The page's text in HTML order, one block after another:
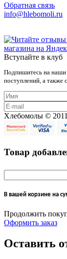
Обратная связь
info@hlebomoli.ru
Вступайте в клуб
Подпишитесь на наши
поступлений, а также
Хлебомолы ©
Товар
В вашей корзине на
Продолжить
Оформить заказ
Оставить